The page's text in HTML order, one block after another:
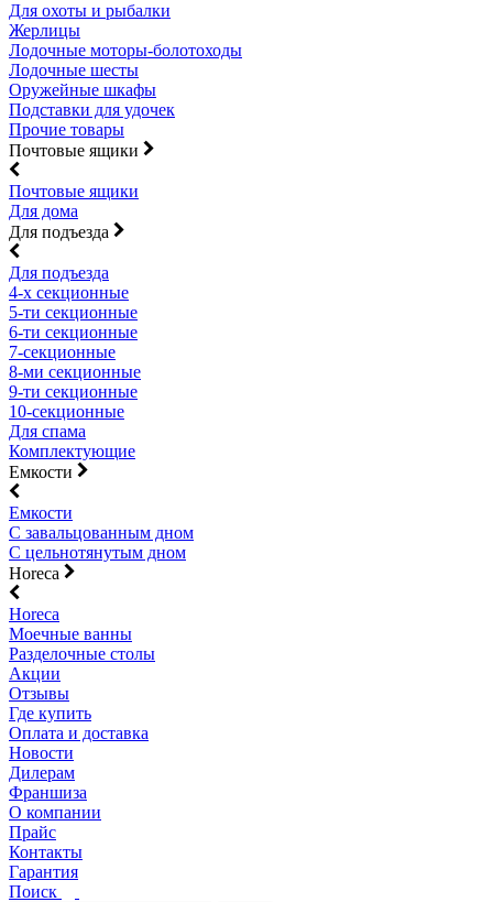
Для охоты и рыбалки
Жерлицы
Лодочные моторы-болотоходы
Лодочные шесты
Оружейные шкафы
Подставки для удочек
Прочие товары
Почтовые ящики
Почтовые ящики
Для дома
Для подъезда
Для подъезда
4-х секционные
5-ти секционные
6-ти секционные
7-секционные
8-ми секционные
9-ти секционные
10-секционные
Для спама
Комплектующие
Емкости
Емкости
С завальцованным дном
С цельнотянутым дном
Horeca
Horeca
Моечные ванны
Разделочные столы
Акции
Отзывы
Где купить
Оплата и доставка
Новости
Дилерам
Франшиза
О компании
Прайс
Контакты
Гарантия
Поиск